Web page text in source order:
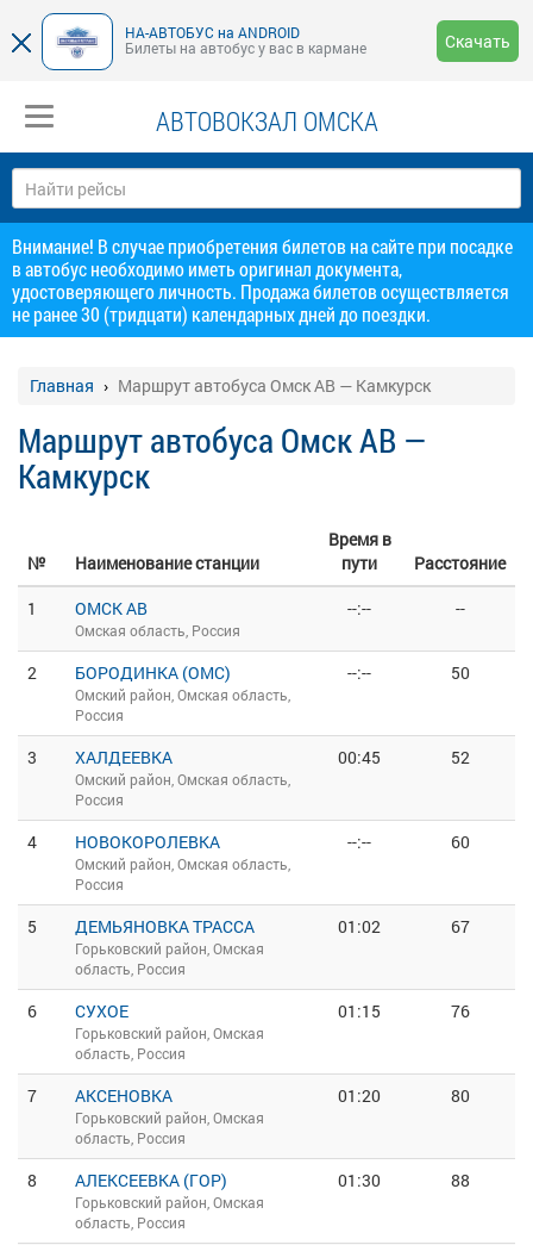
НА-АВТОБУС на ANDROID
Билеты на автобус у вас в кармане
Скачать
АВТОВОКЗАЛ ОМСКА
Внимание! В случае приобретения билетов на сайте при посадке
в автобус необходимо иметь оригинал документа,
удостоверяющего личность. Продажа билетов осуществляется
не ранее 30 (тридцати) календарных дней до поездки.
Главная Маршрут автобуса Омск АВ — Камкурск
Маршрут автобуса Омск АВ —
Камкурск
№ Наименование станции
Время в
пути
Расстояние
1
ОМСК АВ
Омская область, Россия
--:-- --
2 БОРОДИНКА (ОМС)
Омский район, Омская область,
Россия
--:-- 50
3 ХАЛДЕЕВКА
Омский район, Омская область,
Россия
00:45 52
4 НОВОКОРОЛЕВКА
Омский район, Омская область,
Россия
--:-- 60
5 ДЕМЬЯНОВКА ТРАССА
Горьковский район, Омская
область, Россия
01:02 67
6 СУХОЕ
Горьковский район, Омская
область, Россия
01:15 76
7 АКСЕНОВКА
Горьковский район, Омская
область, Россия
01:20 80
8 АЛЕКСЕЕВКА (ГОР)
Горьковский район, Омская
область, Россия
01:30 88